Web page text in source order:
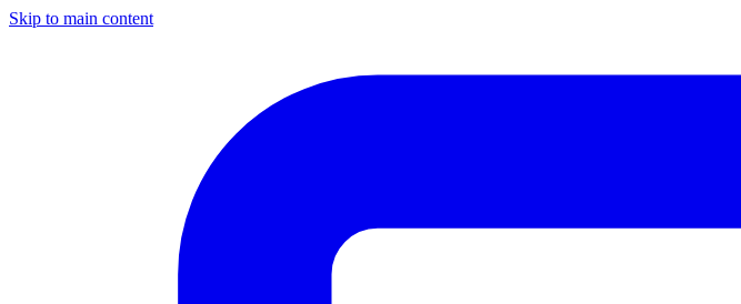
Skip to main content